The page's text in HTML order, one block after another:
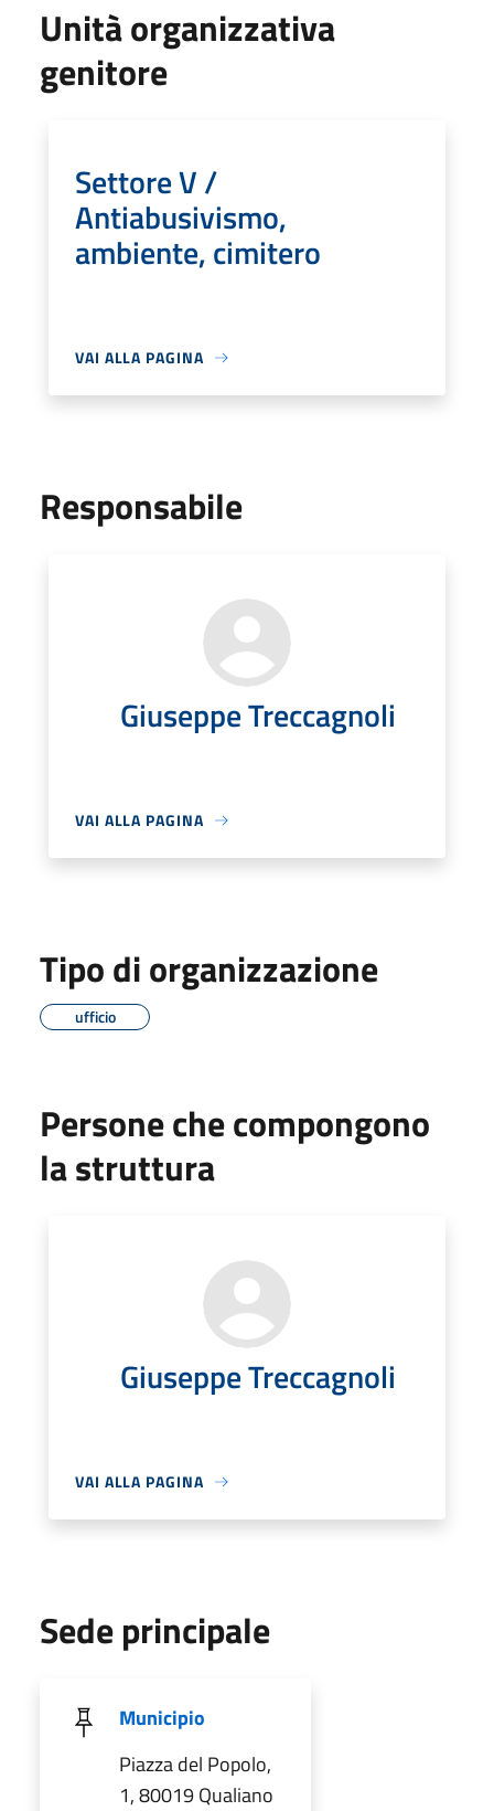
Unità organizzativa
genitore
Settore V /
Antiabusivismo,
ambiente, cimitero
VAI ALLA PAGINA
Responsabile
Giuseppe Treccagnoli
VAI ALLA PAGINA
Tipo di organizzazione
ufficio
Persone che compongono
la struttura
Giuseppe Treccagnoli
VAI ALLA PAGINA
Sede principale
Municipio
Piazza del Popolo,
1, 80019 Qualiano